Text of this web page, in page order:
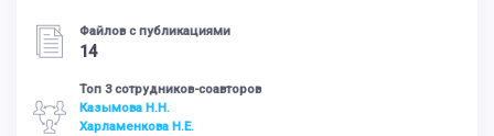
Файлов с публикациями
14
Топ 3 сотрудников-соавторов
Казымова Н.Н.
Харламенкова Н.Е.